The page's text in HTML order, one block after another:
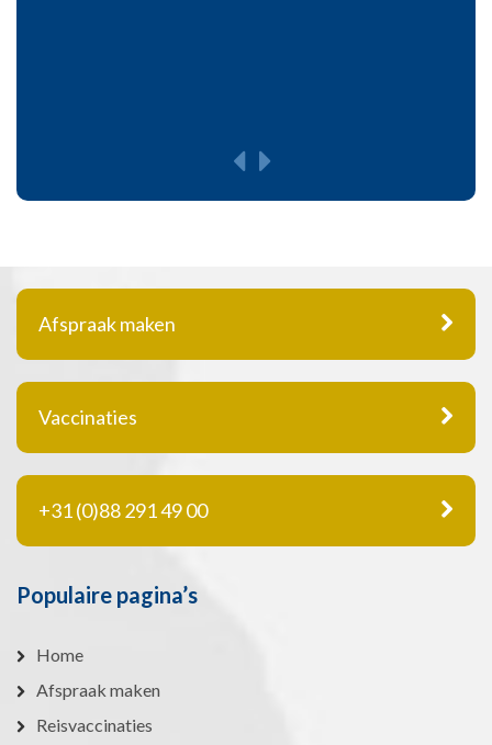
Afspraak maken
Vaccinaties
+31 (0)88 291 49 00
Populaire pagina’s
Home
Afspraak maken
Reisvaccinaties